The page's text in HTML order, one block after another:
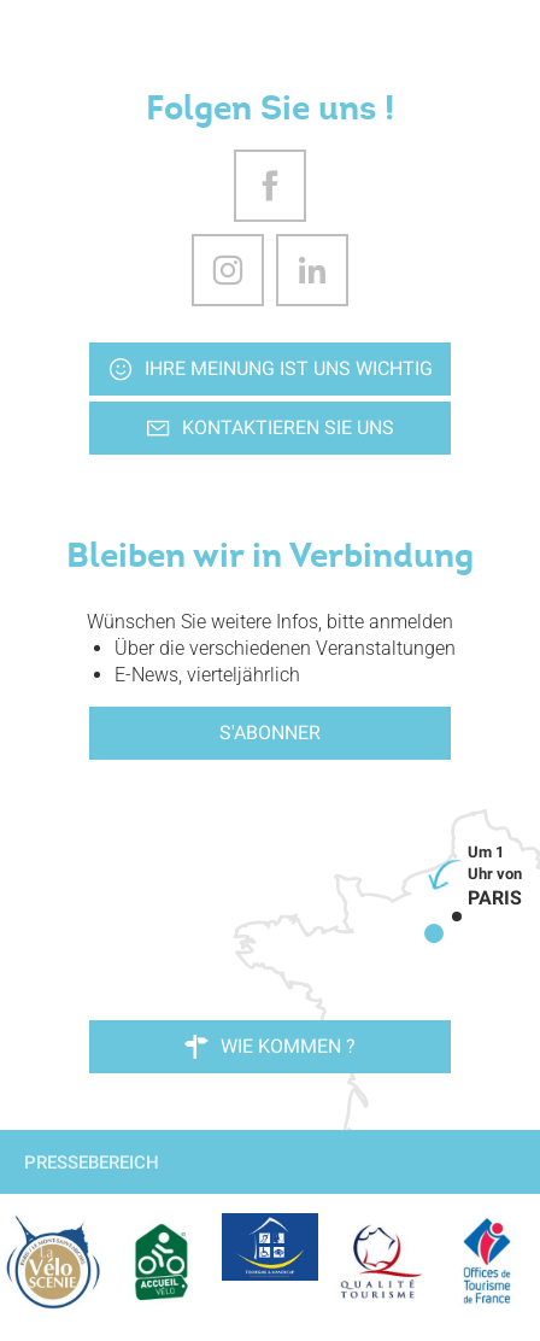
Folgen Sie uns !
IHRE MEINUNG IST UNS WICHTIG
KONTAKTIEREN SIE UNS
Bleiben wir in Verbindung
Wünschen Sie weitere Infos, bitte anmelden
Über die verschiedenen Veranstaltungen
E-News, vierteljährlich
S'ABONNER
PARIS
WIE KOMMEN ?
PRESSEBEREICH